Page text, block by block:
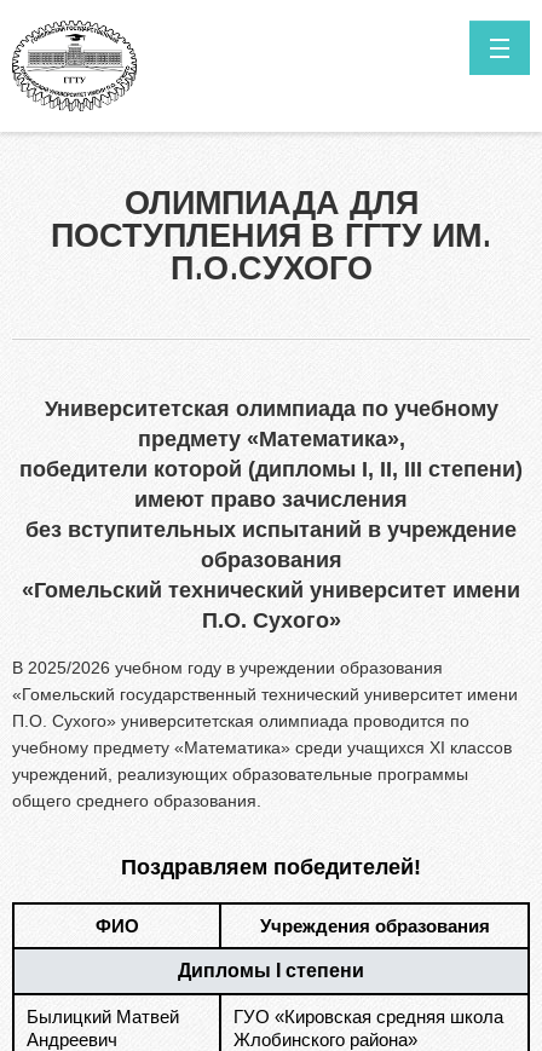
Высшее образование в сокращенные сроки обучения
Нормативные документы
Личный кабинет абитуриента
Олимпиада для поступления в ГГТУ им. П.О.Сухого
Целевая подготовка
Абитуриентам из Российской федерации
Зачисление без вступительных испытаний
Родителям абитуриентов
Факультет довузовской подготовки
Централизованное тестирование
Репетиционное тестирование
Профориентанционные мероприятия 2023/2024
КОНТАКТЫ
ИТОГИ ПРИЁМА ПРОШЛЫХ ЛЕТ
ОЛИМПИАДА ДЛЯ
ПОСТУПЛЕНИЯ В ГГТУ ИМ.
П.О.СУХОГО
Университетская олимпиада по учебному
предмету «Математика»,
победители которой (дипломы I, II, III степени)
имеют право зачисления
без вступительных испытаний в учреждение
образования
«Гомельский технический университет имени
П.О. Сухого»
В 2025/2026 учебном году в учреждении образования
«Гомельский государственный технический университет имени
П.О. Сухого» университетская олимпиада проводится по
учебному предмету «Математика» среди учащихся XI классов
учреждений, реализующих образовательные программы
общего среднего образования.
Поздравляем победителей!
ФИО Учреждения образования
Дипломы I степени
Былицкий Матвей
Андреевич
ГУО «Кировская средняя школа
Жлобинского района»